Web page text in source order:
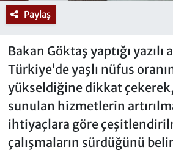
Paylaş
Bakan Göktaş yaptığı yazılı
Türkiye’de yaşlı nüfus
yükseldiğine dikkat
sunulan hizmetlerin
ihtiyaçlara göre
çalışmaların sürdüğünü